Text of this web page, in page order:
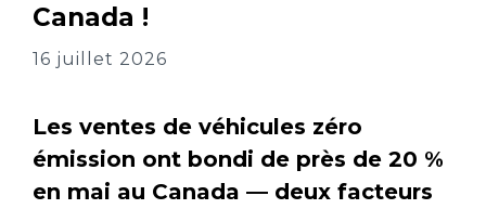
Canada !
16 juillet 2026
Les ventes de véhicules zéro
émission ont bondi de près de 20 %
en mai au Canada — deux facteurs